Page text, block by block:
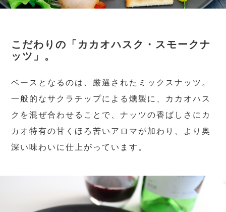
こだわりの「カカオハスク・スモークナ
ッツ」。
ベースとなるのは、厳選されたミックスナッツ。
一般的なサクラチップによる燻製に、カカオハス
クを混ぜ合わせることで、ナッツの香ばしさにカ
カオ特有の甘くほろ苦いアロマが加わり、より奥
深い味わいに仕上がっています。